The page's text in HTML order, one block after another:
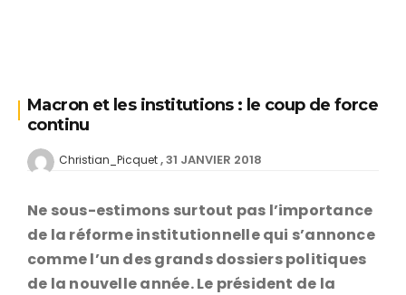
Macron et les institutions : le coup de force
continu
Christian_Picquet 31 JANVIER 2018
Ne sous-estimons surtout pas l’importance
de la réforme institutionnelle qui s’annonce
comme l’un des grands dossiers politiques
de la nouvelle année. Le président de la